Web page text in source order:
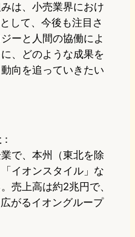
は、小売業界におけ
して、今後も注目さ
ーと人間の協働によ
、どのような成果を
向を追っていきたい
：
で、本州（東北を除
イオンスタイル」な
売上高は約2兆円で、
がるイオングループ